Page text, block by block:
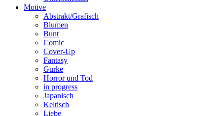
Motive
Abstrakt/Grafisch
Blumen
Bunt
Comic
Cover-Up
Fantasy
Gurke
Horror und Tod
in progress
Japanisch
Keltisch
Liebe